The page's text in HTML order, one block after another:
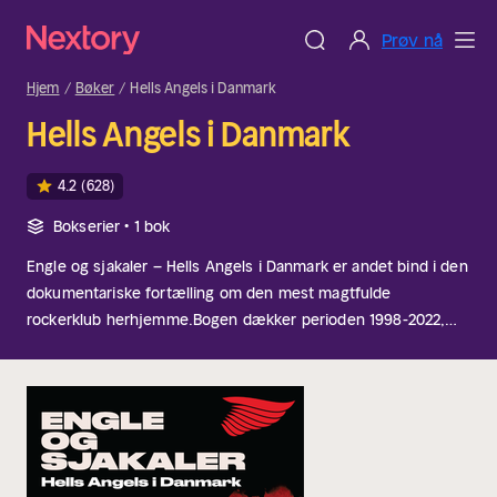
Prøv nå
Hjem Bøker Hells Angels i Danmark
Hells Angels i Danmark
4.2 (628)
Bokserier • 1 bok
Engle og sjakaler – Hells Angels i Danmark er andet bind i den
dokumentariske fortælling om den mest magtfulde
rockerklub herhjemme.Bogen dækker perioden 1998-2022,
1990’erne stod mellem HA og Bandidos, er det nu
gadebanderne, der har vokset sig stærke og udfordrer
rockerne på deres hjemmebane. I begyndelsen er rivalerne
fra Blågårds Plads, Mjølnerparken og Tingbjerg løst